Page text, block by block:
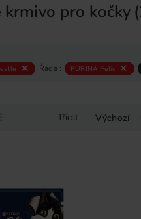
krmivo pro kočky
Řada : PURINA Felix
Třídit Výchozí